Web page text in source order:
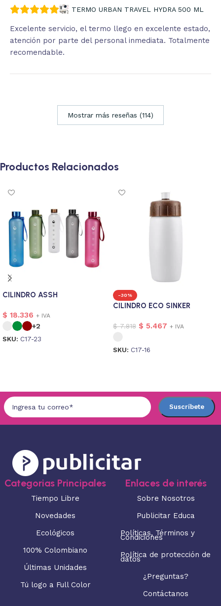
TERMO URBAN TRAVEL HYDRA 500 ML
Excelente servicio, el termo llego en excelente estado,
atención por parte del personal inmediata. Totalmente
recomendable.
Mostrar más reseñas (114)
Productos Relacionados
CILINDRO ASSH
$ 18.336 + IVA
+2
SKU: C17-23
-30%
CILINDRO ECO SINKER
$7.818 $ 5.467 + IVA
SKU: C17-16
Categorias Principales
Tiempo Libre
Novedades
Ecológicos
100% Colombiano
Últimas Unidades
Tú logo a Full Color
Enlaces de interés
Sobre Nosotros
Publicitar Educa
Políticas, Términos y
Condiciones
Política de protección de
datos
¿Preguntas?
Contáctanos